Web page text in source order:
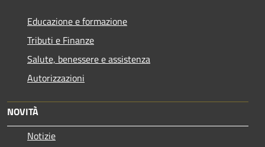
Educazione e formazione
Tributi e Finanze
Salute, benessere e assistenza
Autorizzazioni
NOVITÀ
Notizie